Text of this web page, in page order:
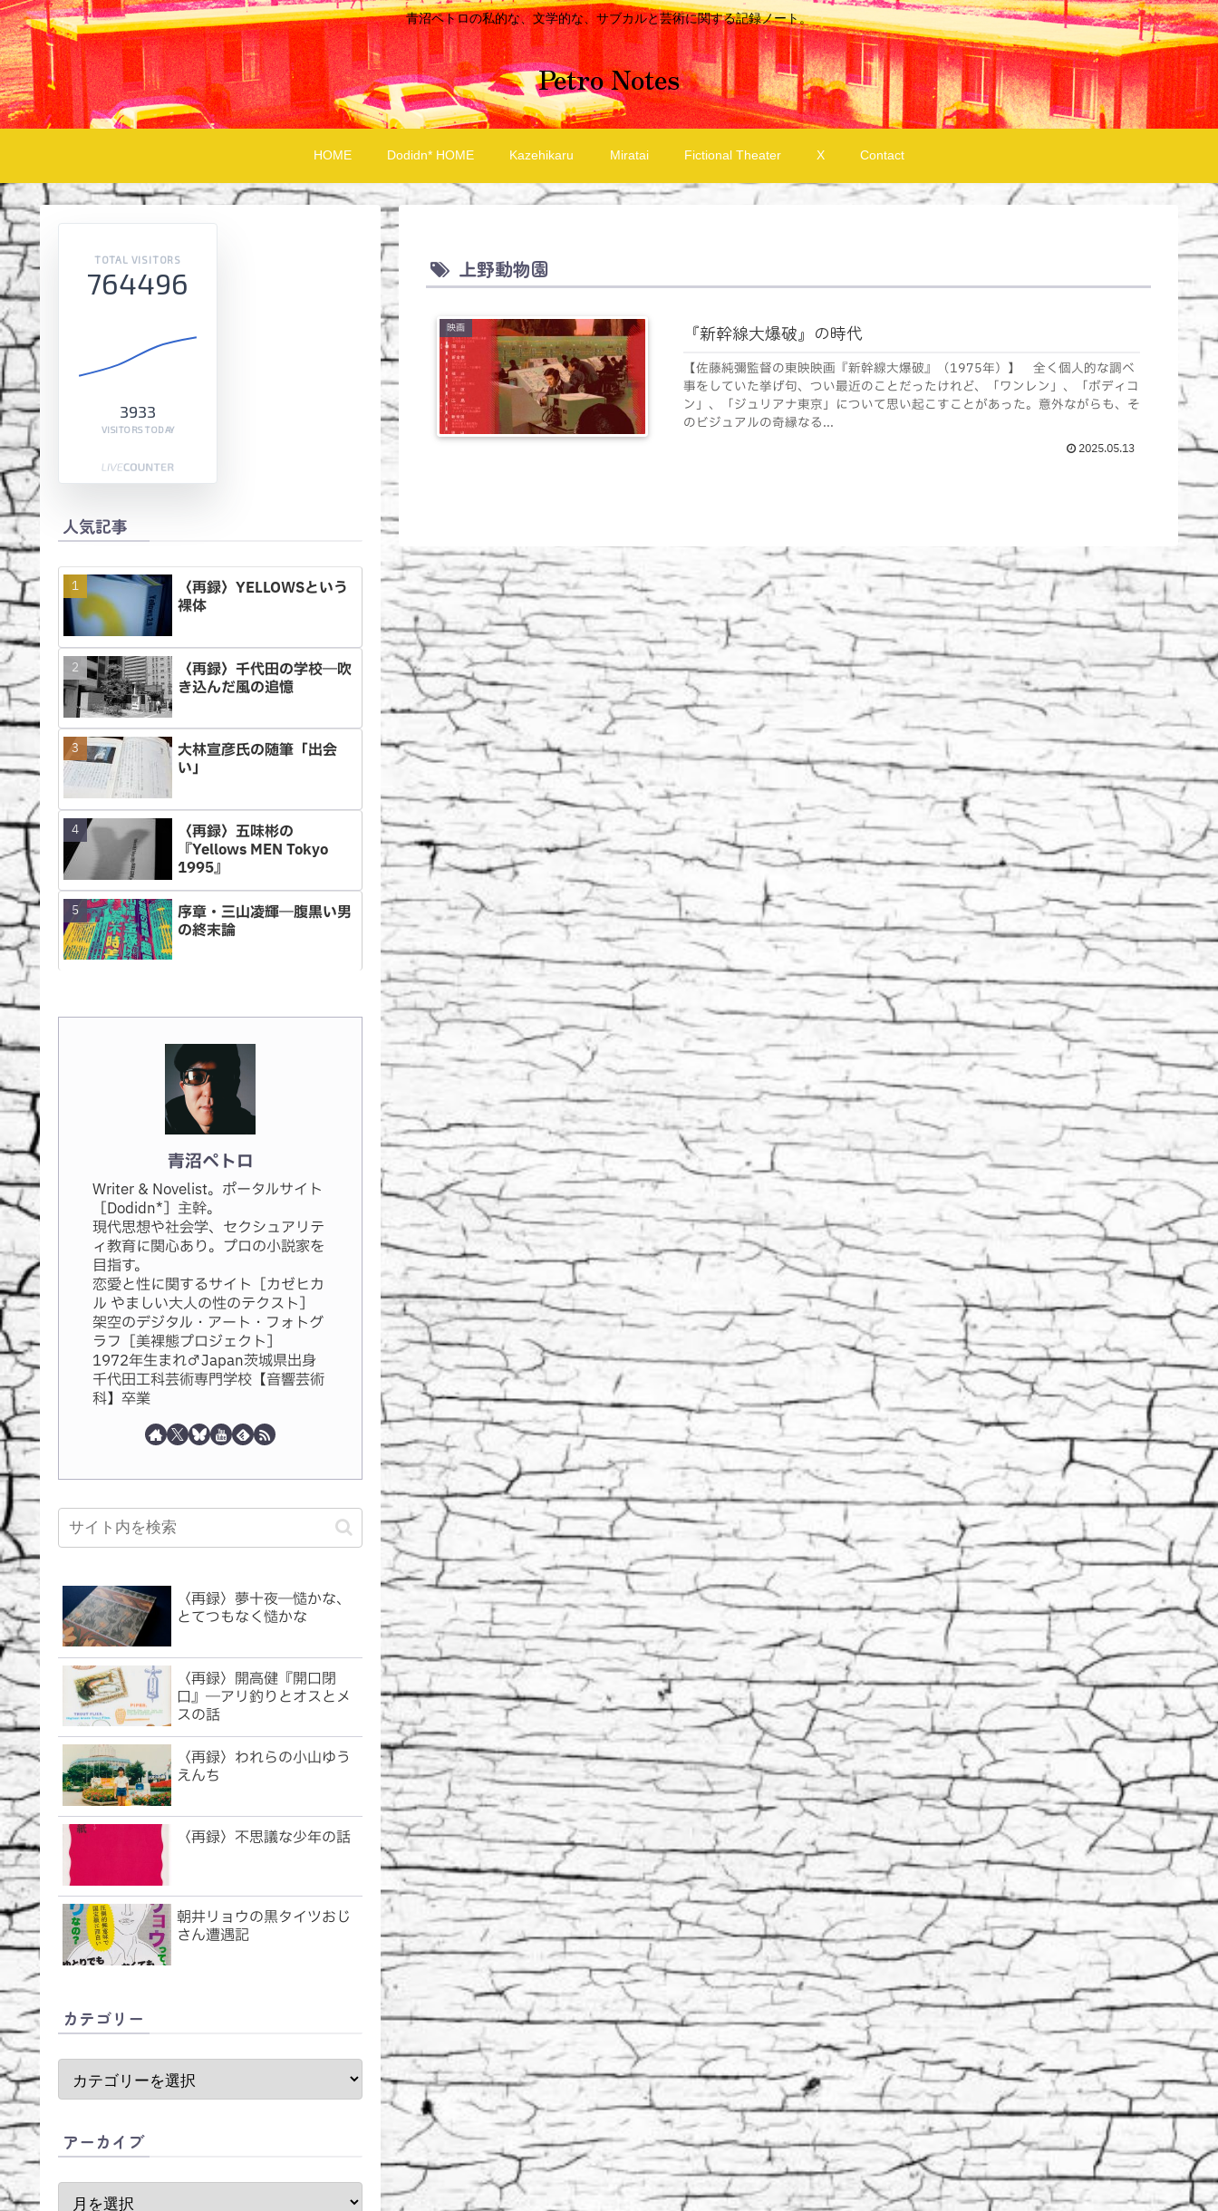
青沼ペトロの私的な、文学的な、サブカルと芸術に関する記録ノート。
Petro Notes
HOME Dodidn* HOME Kazehikaru Miratai Fictional Theater X Contact
上野動物園
映画 『新幹線大爆破』の時代
【佐藤純彌監督の東映映画『新幹線大爆破』（1975年）】 全く個人的な調べ
事をしていた挙げ句、つい最近のことだったけれど、「ワンレン」、「ボディコ
ン」、「ジュリアナ東京」について思い起こすことがあった。意外ながらも、そ
のビジュアルの奇縁なる...
2025.05.13
TOTAL VISITORS
764496
3933
VISITORS TODAY
人気記事
〈再録〉YELLOWSという
裸体
〈再録〉千代田の学校―吹
き込んだ風の追憶
大林宣彦氏の随筆「出会
い」
〈再録〉五味彬の
『Yellows MEN Tokyo
1995』
序章・三山凌輝―腹黒い男
の終末論
青沼ペトロ
Writer & Novelist。ポータルサイト
［Dodidn*］主幹。
現代思想や社会学、セクシュアリテ
ィ教育に関心あり。プロの小説家を
目指す。
恋愛と性に関するサイト［カゼヒカ
ル やましい大人の性のテクスト］
架空のデジタル・アート・フォトグ
ラフ［美裸態プロジェクト］
1972年生まれ♂Japan茨城県出身
千代田工科芸術専門学校【音響芸術
科】卒業
〈再録〉夢十夜―慥かな、
とてつもなく慥かな
〈再録〉開高健『開口閉
口』―アリ釣りとオスとメ
スの話
〈再録〉われらの小山ゆう
えんち
〈再録〉不思議な少年の話
朝井リョウの黒タイツおじ
さん遭遇記
カテゴリー
アーカイブ